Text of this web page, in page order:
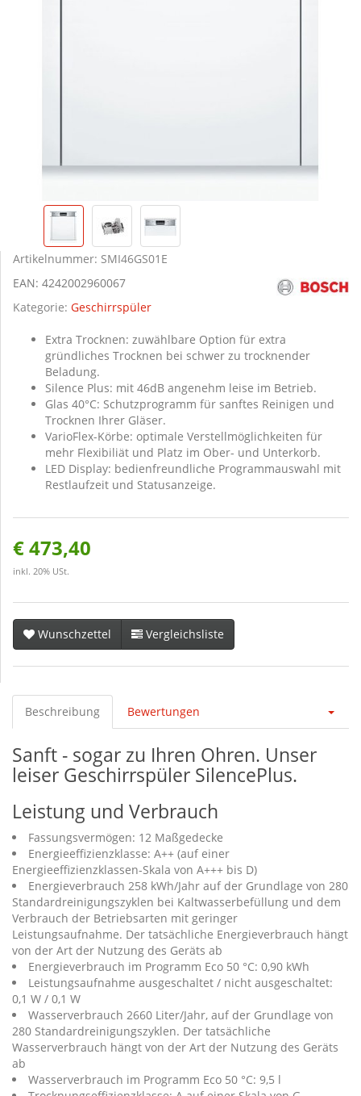
Artikelnummer: SMI46GS01E
EAN: 4242002960067
Kategorie: Geschirrspüler
Extra Trocknen: zuwählbare Option für extra
gründliches Trocknen bei schwer zu trocknender
Beladung.
Silence Plus: mit 46dB angenehm leise im Betrieb.
Glas 40°C: Schutzprogramm für sanftes Reinigen und
Trocknen Ihrer Gläser.
VarioFlex-Körbe: optimale Verstellmöglichkeiten für
mehr Flexibiliät und Platz im Ober- und Unterkorb.
LED Display: bedienfreundliche Programmauswahl mit
Restlaufzeit und Statusanzeige.
€ 473,40
inkl. 20% USt.
Wunschzettel Vergleichsliste
Beschreibung Bewertungen
Sanft - sogar zu Ihren Ohren. Unser
leiser Geschirrspüler SilencePlus.
Leistung und Verbrauch
Fassungsvermögen: 12 Maßgedecke
Energieeffizienzklasse: A++ (auf einer
Energieeffizienzklassen-Skala von A+++ bis D)
Energieverbrauch 258 kWh/Jahr auf der Grundlage von 280
Standardreinigungszyklen bei Kaltwasserbefüllung und dem
Verbrauch der Betriebsarten mit geringer
Leistungsaufnahme. Der tatsächliche Energieverbrauch hängt
von der Art der Nutzung des Geräts ab
Energieverbrauch im Programm Eco 50 °C: 0,90 kWh
Leistungsaufnahme ausgeschaltet / nicht ausgeschaltet:
0,1 W / 0,1 W
Wasserverbrauch 2660 Liter/Jahr, auf der Grundlage von
280 Standardreinigungszyklen. Der tatsächliche
Wasserverbrauch hängt von der Art der Nutzung des Geräts
ab
Wasserverbrauch im Programm Eco 50 °C: 9,5 l